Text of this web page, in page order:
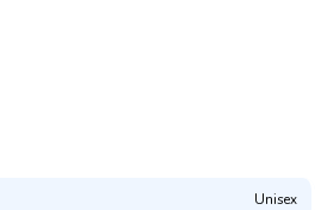
Unisex